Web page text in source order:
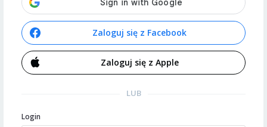
Zaloguj się z Facebook
Zaloguj się z Apple
LUB
Login